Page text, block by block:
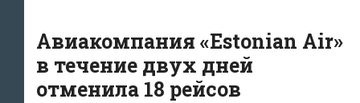
Авиакомпания «Estonian Air»
в течение двух дней
отменила 18 рейсов